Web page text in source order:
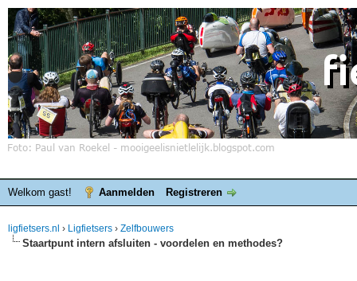
Welkom gast! Aanmelden Registreren
ligfietsers.nl › Ligfietsers › Zelfbouwers
Staartpunt intern afsluiten - voordelen en methodes?